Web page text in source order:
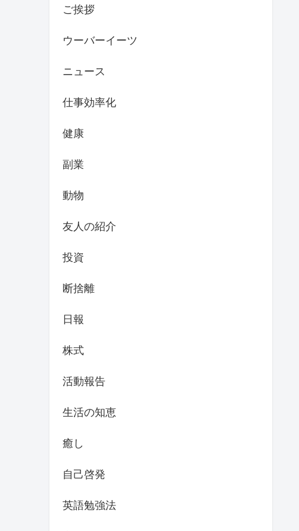
ご挨拶
ウーバーイーツ
ニュース
仕事効率化
健康
副業
動物
友人の紹介
投資
断捨離
日報
株式
活動報告
生活の知恵
癒し
自己啓発
英語勉強法